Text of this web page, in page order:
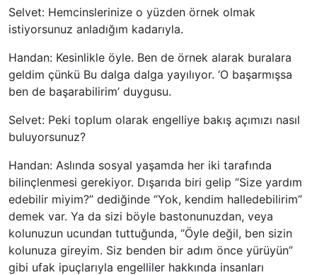
Selvet: Hemcinslerinize o yüzden örnek olmak
istiyorsunuz anladığım kadarıyla.
Handan: Kesinlikle öyle. Ben de örnek alarak buralara
geldim çünkü Bu dalga dalga yayılıyor. ‘O başarmışsa
ben de başarabilirim’ duygusu.
Selvet: Peki toplum olarak engelliye bakış açımızı nasıl
buluyorsunuz?
Handan: Aslında sosyal yaşamda her iki tarafında
bilinçlenmesi gerekiyor. Dışarıda biri gelip “Size yardım
edebilir miyim?” dediğinde “Yok, kendim halledebilirim”
demek var. Ya da sizi böyle bastonunuzdan, veya
kolunuzun ucundan tuttuğunda, “Öyle değil, ben sizin
kolunuza gireyim. Siz benden bir adım önce yürüyün”
gibi ufak ipuçlarıyla engelliler hakkında insanları